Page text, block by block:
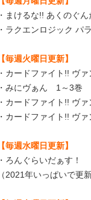
・まけるな!! あくのぐ
・ラクエンロジック パ
【毎週火曜日更新】
・カードファイト!! ヴ
・みにヴぁん 1～3巻
・カードファイト!! ヴ
・カードファイト!! ヴ
【毎週水曜日更新】
・ろんぐらいだぁす！
（2021年いっぱいで更